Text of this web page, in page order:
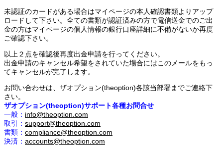
未認証のカードがある場合はマイページの本人確認書類よりアップ
ロードして下さい。全ての書類が認証済みの方で電信送金でのご出
金の方はマイページの個人情報の銀行口座詳細に不備がないか再度
ご確認下さい。
以上２点を確認後再度出金申請を行ってください。
出金申請のキャンセル希望をされていた場合にはこのメールをもっ
てキャンセルが完了します。
お問い合わせは、ザオプション(theoption)各該当部署までご連絡下
さい。
ザオプション(theoption)サポート各種お問合せ
一般： info@theoption.com
取引： support@theoption.com
書類： compliance@theoption.com
決済： accounts@theoption.com